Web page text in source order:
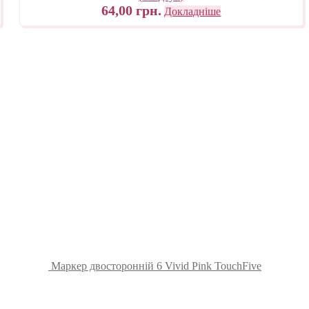
64,00грн. Докладніше
Маркер двосторонній 6 Vivid Pink TouchFive